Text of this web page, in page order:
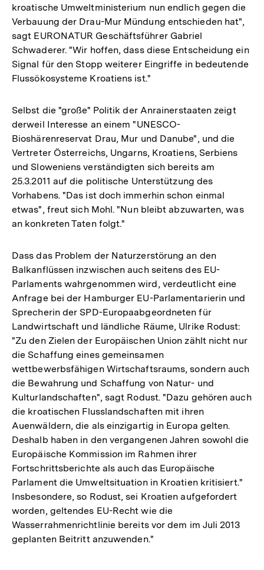
kroatische Umweltministerium nun endlich gegen die
Verbauung der Drau-Mur Mündung entschieden hat",
sagt EURONATUR Geschäftsführer Gabriel
Schwaderer. "Wir hoffen, dass diese Entscheidung ein
Signal für den Stopp weiterer Eingriffe in bedeutende
Flussökosysteme Kroatiens ist."
Selbst die "große" Politik der Anrainerstaaten zeigt
derweil Interesse an einem "UNESCO-
Bioshärenreservat Drau, Mur und Danube", und die
Vertreter Österreichs, Ungarns, Kroatiens, Serbiens
und Sloweniens verständigten sich bereits am
25.3.2011 auf die politische Unterstützung des
Vorhabens. "Das ist doch immerhin schon einmal
etwas", freut sich Mohl. "Nun bleibt abzuwarten, was
an konkreten Taten folgt."
Dass das Problem der Naturzerstörung an den
Balkanflüssen inzwischen auch seitens des EU-
Parlaments wahrgenommen wird, verdeutlicht eine
Anfrage bei der Hamburger EU-Parlamentarierin und
Sprecherin der SPD-Europaabgeordneten für
Landwirtschaft und ländliche Räume, Ulrike Rodust:
"Zu den Zielen der Europäischen Union zählt nicht nur
die Schaffung eines gemeinsamen
wettbewerbsfähigen Wirtschaftsraums, sondern auch
die Bewahrung und Schaffung von Natur- und
Kulturlandschaften", sagt Rodust. "Dazu gehören auch
die kroatischen Flusslandschaften mit ihren
Auenwäldern, die als einzigartig in Europa gelten.
Deshalb haben in den vergangenen Jahren sowohl die
Europäische Kommission im Rahmen ihrer
Fortschrittsberichte als auch das Europäische
Parlament die Umweltsituation in Kroatien kritisiert."
Insbesondere, so Rodust, sei Kroatien aufgefordert
worden, geltendes EU-Recht wie die
Wasserrahmenrichtlinie bereits vor dem im Juli 2013
geplanten Beitritt anzuwenden."